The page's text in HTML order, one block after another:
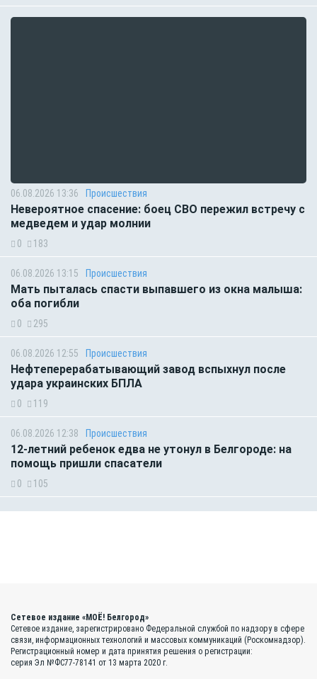
06.08.2026 13:36 Происшествия
Невероятное спасение: боец СВО пережил встречу с
медведем и удар молнии
0 183
06.08.2026 13:15 Происшествия
Мать пыталась спасти выпавшего из окна малыша:
оба погибли
0 295
06.08.2026 12:55 Происшествия
Нефтеперерабатывающий завод вспыхнул после
удара украинских БПЛА
0 119
06.08.2026 12:38 Происшествия
12-летний ребенок едва не утонул в Белгороде: на
помощь пришли спасатели
0 105
Сетевое издание «МОЁ! Белгород»
Сетевое издание, зарегистрировано Федеральной службой по надзору в сфере
связи, информационных технологий и массовых коммуникаций (Роскомнадзор).
Регистрационный номер и дата принятия решения о регистрации:
серия Эл №ФС77-78141 от 13 марта 2020 г.